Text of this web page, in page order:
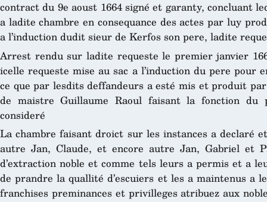
contract du 9e aoust 1664 signé et garanty, concluant
a ladite chambre en consequance des actes par luy
a l’induction dudit sieur de Kerfos son pere, ladite
Arrest rendu sur ladite requeste le premier janvier
icelle requeste mise au sac a l’induction du pere
ce que par lesdits deffandeurs a esté mis et produit
de maistre Guillaume Raoul faisant la fonction
consideré
La chambre faisant droict sur les instances a declaré
autre Jan, Claude, et encore autre Jan, Gabriel et
d’extraction noble et comme tels leurs a permis et a
de prandre la quallité d’escuiers et les a maintenus
franchises preminances et privilleges atribuez aux